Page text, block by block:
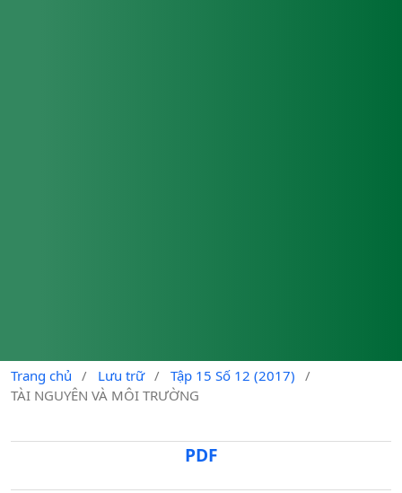
Trang chủ / Lưu trữ / Tập 15 Số 12 (2017)
/
TÀI NGUYÊN VÀ MÔI TRƯỜNG
PDF